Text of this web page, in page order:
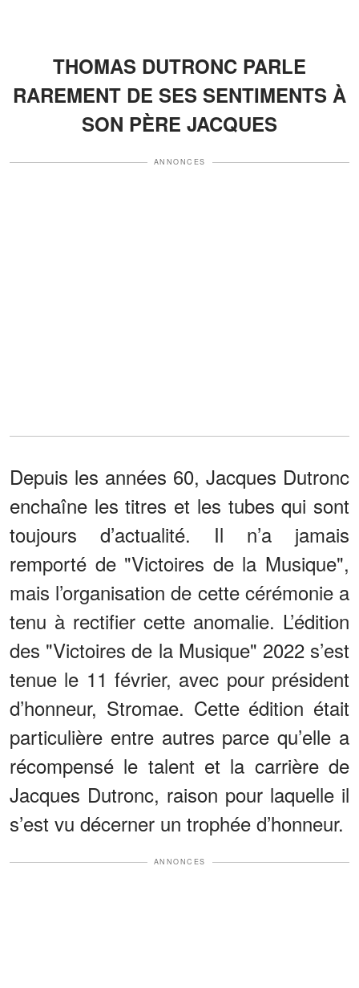
THOMAS DUTRONC PARLE
RAREMENT DE SES SENTIMENTS À
SON PÈRE JACQUES
ANNONCES
Depuis les années 60, Jacques Dutronc
enchaîne les titres et les tubes qui sont
toujours d’actualité. Il n’a jamais
remporté de "Victoires de la Musique",
mais l’organisation de cette cérémonie a
tenu à rectifier cette anomalie. L’édition
des "Victoires de la Musique" 2022 s’est
tenue le 11 février, avec pour président
d’honneur, Stromae. Cette édition était
particulière entre autres parce qu’elle a
récompensé le talent et la carrière de
Jacques Dutronc, raison pour laquelle il
s’est vu décerner un trophée d’honneur.
ANNONCES